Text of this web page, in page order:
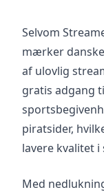
Selvom
mærker
af ulovlig
gratis adgang
piratsider,
lavere kvalitet
Med